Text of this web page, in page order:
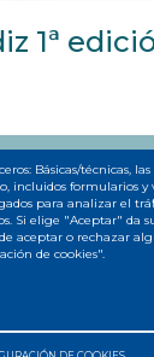
1ª
Page
2 Page
3 Page
4 5
»
Básicas/técnicas,
incluidos formularios y
para analizar el
Si elige "Aceptar" da
aceptar o rechazar
de cookies".